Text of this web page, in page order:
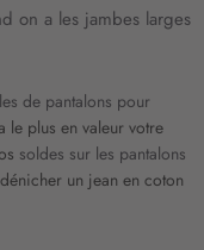
on a les jambes larges
de pantalons pour
le plus en valeur votre
soldes sur les pantalons
un jean en coton